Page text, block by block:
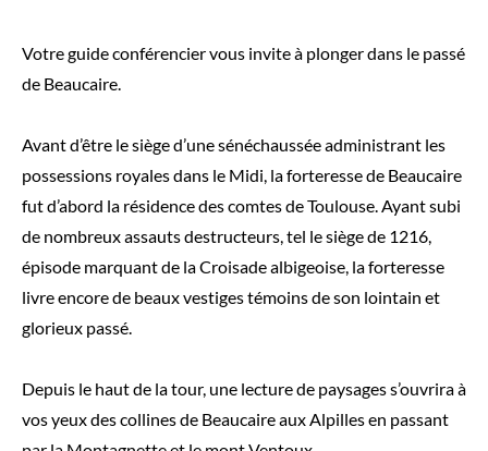
Votre guide conférencier vous invite à plonger dans le passé
de Beaucaire.
Avant d’être le siège d’une sénéchaussée administrant les
possessions royales dans le Midi, la forteresse de Beaucaire
fut d’abord la résidence des comtes de Toulouse. Ayant subi
de nombreux assauts destructeurs, tel le siège de 1216,
épisode marquant de la Croisade albigeoise, la forteresse
livre encore de beaux vestiges témoins de son lointain et
glorieux passé.
Depuis le haut de la tour, une lecture de paysages s’ouvrira à
vos yeux des collines de Beaucaire aux Alpilles en passant